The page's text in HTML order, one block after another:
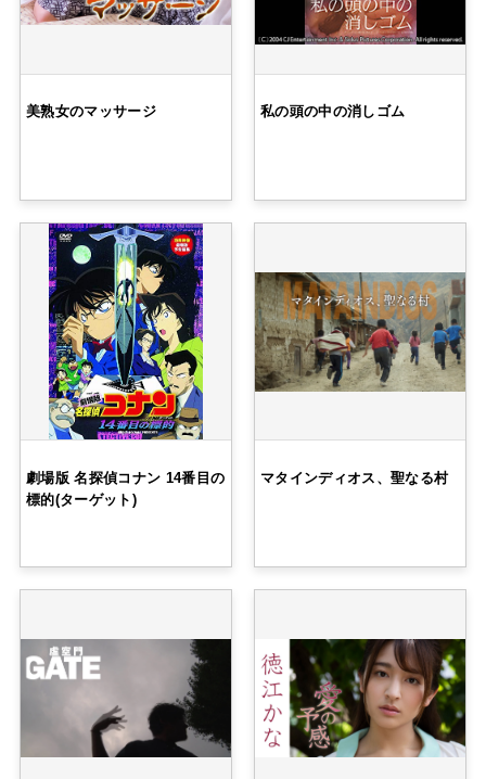
美熟女のマッサージ 私の頭の中の消しゴム
劇場版 名探偵コナン 14番目の
標的(ターゲット)
マタインディオス、聖なる村